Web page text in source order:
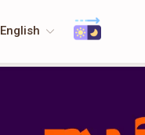
English